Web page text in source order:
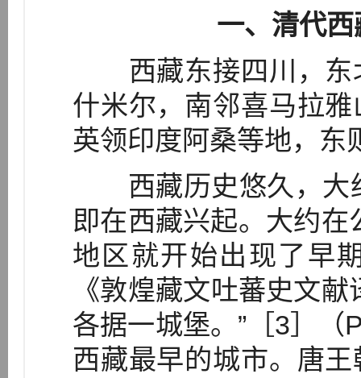
一、清代
西藏东接四川，东
什米尔，南邻喜马拉
英领印度阿桑等地，东
西藏历史悠久，大
即在西藏兴起。大约
地区就开始出现了早
《敦煌藏文吐蕃史文
各据一城堡。”［3］（
西藏最早的城市。唐